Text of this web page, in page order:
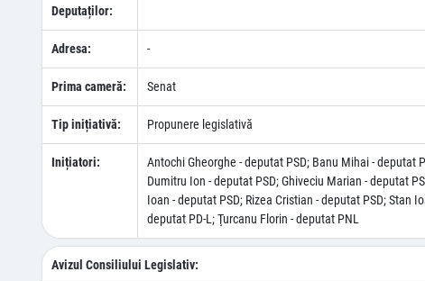
Deputaților:
Adresa: -
Prima cameră: Senat
Tip inițiativă: Propunere legislativă
Inițiatori:
Antochi Gheorghe - deputat PSD; Banu Mihai - deputat
Dumitru Ion - deputat PSD; Ghiveciu Marian - deputat
Ioan - deputat PSD; Rizea Cristian - deputat PSD; Stan
deputat PD-L; Ţurcanu Florin - deputat PNL
Avizul Consiliului Legislativ: